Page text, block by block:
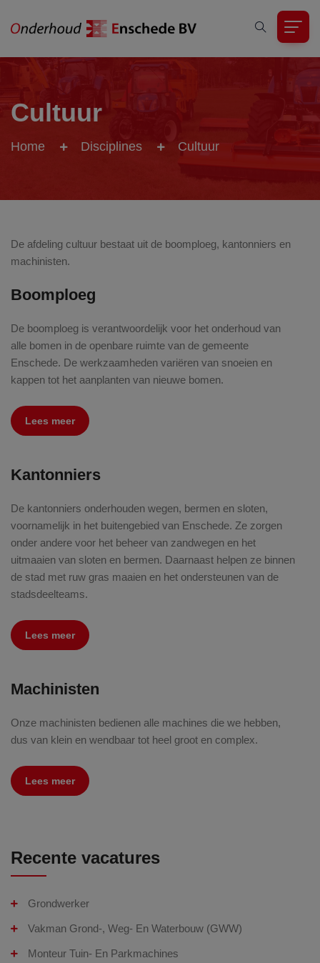
Cultuur
Home Disciplines Cultuur
De afdeling cultuur bestaat uit de boomploeg, kantonniers en
machinisten.
Boomploeg
De boomploeg is verantwoordelijk voor het onderhoud van
alle bomen in de openbare ruimte van de gemeente
Enschede. De werkzaamheden variëren van snoeien en
kappen tot het aanplanten van nieuwe bomen.
Lees meer
Kantonniers
De kantonniers onderhouden wegen, bermen en sloten,
voornamelijk in het buitengebied van Enschede. Ze zorgen
onder andere voor het beheer van zandwegen en het
uitmaaien van sloten en bermen. Daarnaast helpen ze binnen
de stad met ruw gras maaien en het ondersteunen van de
stadsdeelteams.
Lees meer
Machinisten
Onze machinisten bedienen alle machines die we hebben,
dus van klein en wendbaar tot heel groot en complex.
Lees meer
Recente vacatures
Grondwerker
Vakman Grond-, Weg- En Waterbouw (GWW)
Monteur Tuin- En Parkmachines